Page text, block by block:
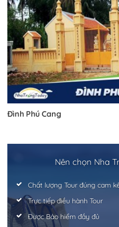
Đình Phú Cang
Nên chọn Nha
Chất lượng Tour đúng cam
Trực tiếp điều hành Tour
Được Bảo hiểm đầy đủ